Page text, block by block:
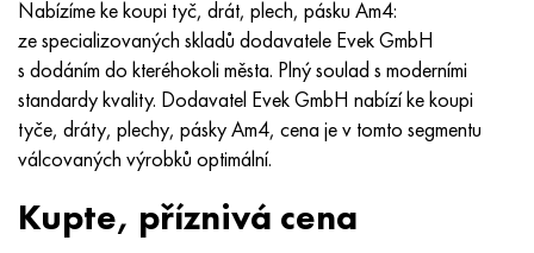
Nabízíme ke koupi tyč, drát, plech, pásku Am4:
ze specializovaných skladů dodavatele Evek GmbH
s dodáním do kteréhokoli města. Plný soulad s moderními
standardy kvality. Dodavatel Evek GmbH nabízí ke koupi
tyče, dráty, plechy, pásky Am4, cena je v tomto segmentu
válcovaných výrobků optimální.
Kupte, příznivá cena
MP159
Multimet n155
Nicrofer 5923 hMo
56DGNH
68NKhVKTYu
79NM, Magnifer 7904
HN73MBTYu
XN70YU
HN75 MBTYu
5B
TL5
V 6
1.4567 - AISI 304Cu
1,4570-aisi303Cu
1.4574 - Slitina PH 15-7 Mo®
15X16H2AM
18X11MNFB
18X12VMBFR
30X, AISI 5130, 30h
30hgs, 30hgs
30hgsa, 30hgsa